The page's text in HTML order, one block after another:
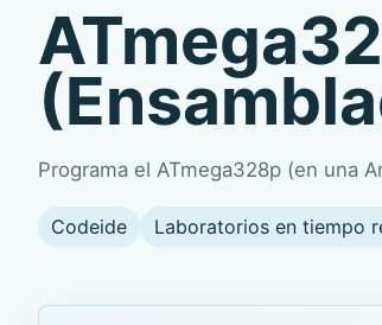
Programa el ATmega328p (en una
Codeide Laboratorios en tiempo